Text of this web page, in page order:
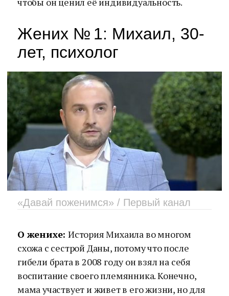
Жених № 1: Михаил, 30-
лет, психолог
«Давай поженимся» / Первый канал
О женихе: История Михаила во многом
схожа с сестрой Даны, потому что после
гибели брата в 2008 году он взял на себя
воспитание своего племянника. Конечно,
мама участвует и живет в его жизни, но для